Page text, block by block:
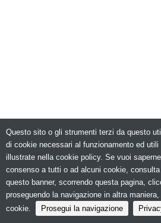
Questo sito o gli strumenti terzi da questo
di cookie necessari al funzionamento ed utili
illustrate nella cookie policy. Se vuoi
consenso a tutti o ad alcuni cookie,
questo banner, scorrendo questa pagina,
proseguendo la navigazione in altra
cookie.
Prosegui la navigazione